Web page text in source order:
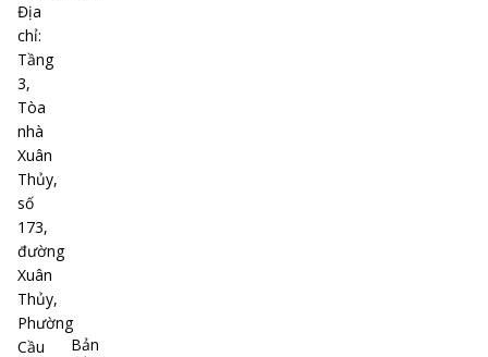
Địa
chỉ:
Tầng
3,
Tòa
nhà
Xuân
Thủy,
số
173,
đường
Xuân
Thủy,
Phường
Cầu
Bản